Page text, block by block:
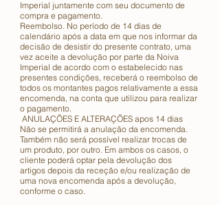
Imperial juntamente com seu documento de
compra e pagamento.
Reembolso. No período de 14 dias de
calendário após a data em que nos informar da
decisão de desistir do presente contrato, uma
vez aceite a devolução por parte da Noiva
Imperial de acordo com o estabelecido nas
presentes condições, receberá o reembolso de
todos os montantes pagos relativamente a essa
encomenda, na conta que utilizou para realizar
o pagamento.
ANULAÇÕES E ALTERAÇÕES apos 14 dias
Não se permitirá a anulação da encomenda.
Também não será possível realizar trocas de
um produto, por outro. Em ambos os casos, o
cliente poderá optar pela devolução dos
artigos depois da receção e/ou realização de
uma nova encomenda após a devolução,
conforme o caso.